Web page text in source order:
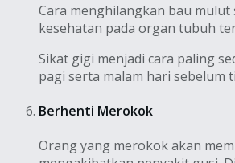
Cara menghilangkan bau
kesehatan pada organ tubuh
Sikat gigi menjadi cara paling
pagi serta malam hari sebelum
Berhenti Merokok
Orang yang merokok akan